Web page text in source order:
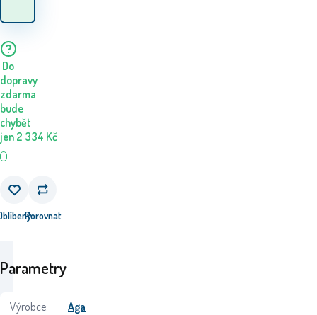
Do
dopravy
zdarma
bude
chybět
jen 2 334 Kč
Porovnat
Parametry
Výrobce:
Aga